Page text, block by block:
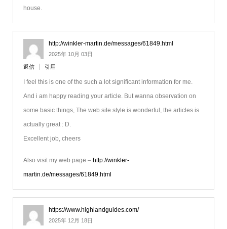
house.
http://winkler-martin.de/messages/61849.html
2025年 10月 03日
返信 引用
I feel this is one of the such a lot significant information for me.
And i am happy reading your article. But wanna observation on
some basic things, The web site style is wonderful, the articles is
actually great : D.
Excellent job, cheers
Also visit my web page – http://winkler-
martin.de/messages/61849.html
https://www.highlandguides.com/
2025年 12月 18日